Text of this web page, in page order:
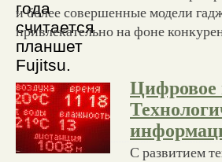
и более совершенные модели
привлекательно на фоне
Цифровое
С развитием